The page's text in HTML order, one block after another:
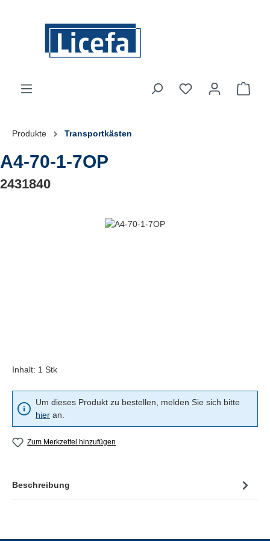
Du hast 0
Produkte Transportkästen
A4-70-1-7OP
2431840
Bildergalerie überspringen
Inhalt: 1 Stk
Um dieses Produkt zu bestellen, melden Sie sich bitte
hier an.
Zum Merkzettel hinzufügen
Beschreibung